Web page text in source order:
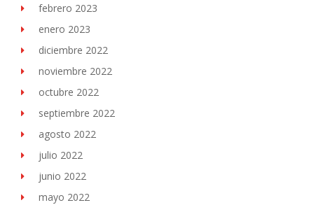
febrero 2023
enero 2023
diciembre 2022
noviembre 2022
octubre 2022
septiembre 2022
agosto 2022
julio 2022
junio 2022
mayo 2022